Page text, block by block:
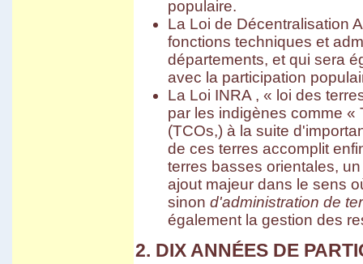
populaire.
La Loi de Décentralisation
fonctions techniques et
départements, et qui sera
avec la participation
La Loi INRA , « loi des
par les indigènes comme «
(TCOs,) à la suite
de ces terres accomplit
terres basses orientales,
ajout majeur dans le sens
sinon d'administration de
également la gestion des
2. DIX ANNÉES DE